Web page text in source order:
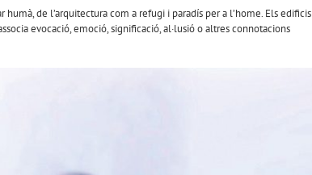
de l’arquitectura com a refugi i paradís per a l’home. Els edificis
evocació, emoció, significació, al·lusió o altres connotacions